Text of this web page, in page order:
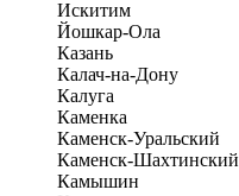
Искитим
Йошкар-Ола
Казань
Калач-на-Дону
Калуга
Каменка
Каменск-Уральский
Каменск-Шахтинский
Камышин